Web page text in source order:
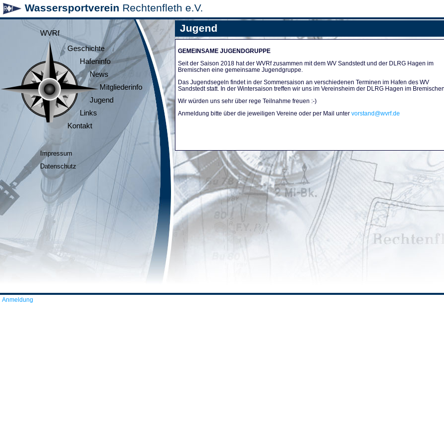
Wassersportverein Rechtenfleth e.V.
WVRf
Geschichte
Hafeninfo
News
Mitgliederinfo
Jugend
Links
Kontakt
Impressum
Datenschutz
Jugend
GEMEINSAME JUGENDGRUPPE
Seit der Saison 2018 hat der WVRf zusammen mit dem WV Sandstedt und der DLRG Hagen im
Bremischen eine gemeinsame Jugendgruppe.
Das Jugendsegeln findet in der Sommersaison an verschiedenen Terminen im Hafen des WV
Sandstedt statt. In der Wintersaison treffen wir uns im Vereinsheim der DLRG Hagen im
Wir würden uns sehr über rege Teilnahme freuen :-)
Anmeldung bitte über die jeweiligen Vereine oder per Mail unter vorstand@wvrf.de
Anmeldung